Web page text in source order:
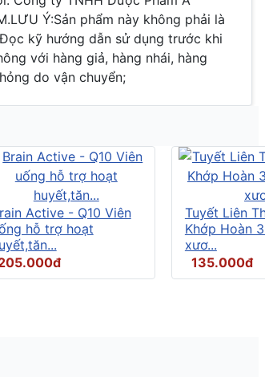
Ý:Sản phẩm này không phải là
kỹ hướng dẫn sử dụng trước khi
với hàng giả, hàng nhái, hàng
do vận chuyển;
Active - Q10 Viên
hỗ trợ hoạt
Tuyết Liên
Khớp Hoàn
xươ...
135.000đ